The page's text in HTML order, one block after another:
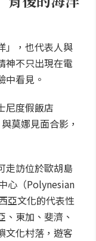
」，也代表人與
神不只出現在電
中看見。
尼度假飯店
莫娜見面合影，
走訪位於歐胡島
心（Polynesian
亞文化的代表性
東加、斐濟、
文化村落，遊客